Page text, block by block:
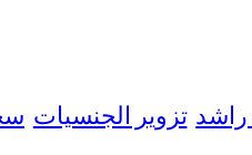
تزوير الجنسيات